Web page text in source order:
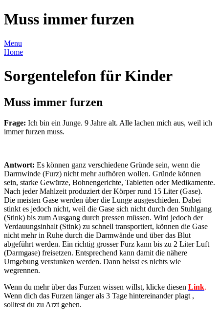
Muss immer furzen
Menu
Home
Sorgentelefon für Kinder
Muss immer furzen
Frage: Ich bin ein Junge. 9 Jahre alt. Alle lachen mich aus, weil ich
immer furzen muss.
Antwort: Es können ganz verschiedene Gründe sein, wenn die
Darmwinde (Furz) nicht mehr aufhören wollen. Gründe können
sein, starke Gewürze, Bohnengerichte, Tabletten oder Medikamente.
Nach jeder Mahlzeit produziert der Körper rund 15 Liter (Gase).
Die meisten Gase werden über die Lunge ausgeschieden. Dabei
stinkt es jedoch nicht, weil die Gase sich nicht durch den Stuhlgang
(Stink) bis zum Ausgang durch pressen müssen. Wird jedoch der
Verdauungsinhalt (Stink) zu schnell transportiert, können die Gase
nicht mehr in Ruhe durch die Darmwände und über das Blut
abgeführt werden. Ein richtig grosser Furz kann bis zu 2 Liter Luft
(Darmgase) freisetzen. Entsprechend kann damit die nähere
Umgebung verstunken werden. Dann heisst es nichts wie
wegrennen.
Wenn du mehr über das Furzen wissen willst, klicke diesen Link.
Wenn dich das Furzen länger als 3 Tage hintereinander plagt ,
solltest du zu Arzt gehen.